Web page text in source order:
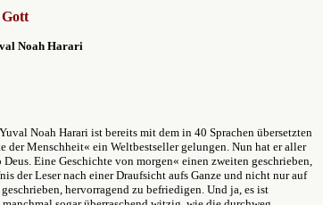
Noah Harari
Noah Harari ist bereits mit dem in 40 Sprachen übersetzten
der Menschheit« ein Weltbestseller gelungen. Nun hat er aller
Eine Geschichte von morgen« einen zweiten geschrieben,
der Leser nach einer Draufsicht aufs Ganze und nicht nur auf
hervorragend zu befriedigen. Und ja, es ist